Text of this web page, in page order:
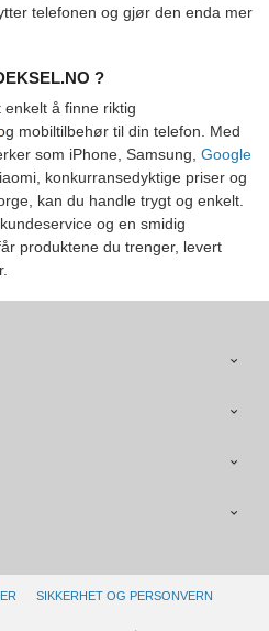
telefonen og gjør den enda mer
?
å finne riktig
mobiltilbehør til din telefon. Med
som iPhone, Samsung,Google
konkurransedyktige priser og
kan du handle trygt og enkelt.
og en smidig
produktene du trenger, levert
SIKKERHET OG PERSONVERN